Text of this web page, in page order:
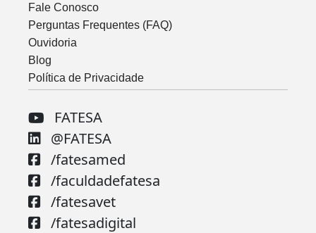
Fale Conosco
Perguntas Frequentes (FAQ)
Ouvidoria
Blog
Política de Privacidade
FATESA
@FATESA
/fatesamed
/faculdadefatesa
/fatesavet
/fatesadigital